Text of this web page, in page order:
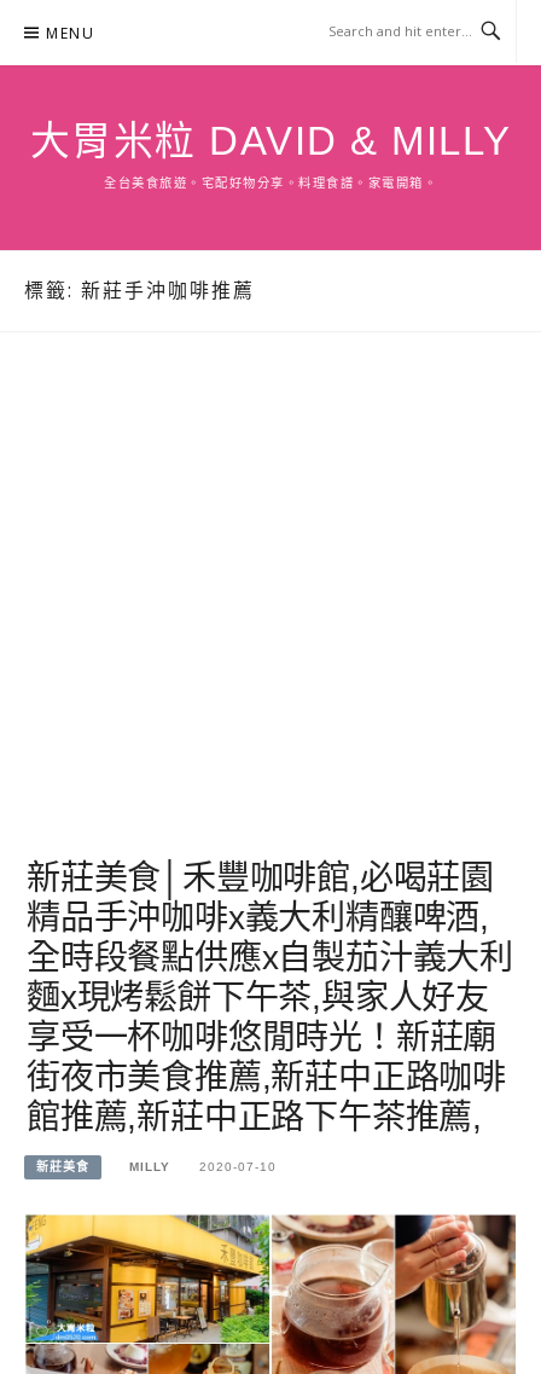
content
MENU
大胃米粒 DAVID & MILLY
全台美食旅遊。宅配好物分享。料理食譜。家電開箱。
標籤: 新莊手沖咖啡推薦
新莊美食│禾豐咖啡館,必喝莊園
精品手沖咖啡x義大利精釀啤酒,
全時段餐點供應x自製茄汁義大利
麵x現烤鬆餅下午茶,與家人好友
享受一杯咖啡悠閒時光！新莊廟
街夜市美食推薦,新莊中正路咖啡
館推薦,新莊中正路下午茶推薦,
新莊美食 MILLY 2020-07-10